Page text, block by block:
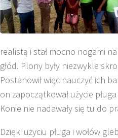
realistą i stał mocno nogami
głód. Plony były niezwykle
Postanowił więc nauczyć ich
on zapoczątkował użycie
Konie nie nadawały się tu do
Dzięki użyciu pługa i wołów